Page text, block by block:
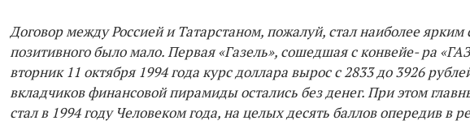
Договор между Россией и Татарстаном, пожалуй, стал наиболее
позитивного было мало. Первая «Газель», сошедшая с конвейе- ра
вторник 11 октября 1994 года курс доллара вырос с 2833 до 3926
вкладчиков финансовой пирамиды остались без денег. При этом
стал в 1994 году Человеком года, на целых десять баллов опередив в